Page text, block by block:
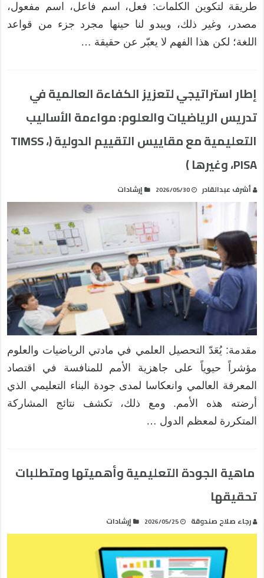
طريقة لتكوين الكلمات: فعل، اسم فاعل، اسم مفعول،
مصدر، وغير ذلك، ويبدو لنا حينها مجرد جزء من قواعد
اللغة؛ لكن هذا الفهم لا يعبّر عن حقيقة …
إطار استراتيجي لتعزيز الكفاءة العالمية في
تدريس الرياضيات والعلوم: مواءمة الأساليب
التعليمية مع مقاييس التقييم الدولية (TIMSS ،
PISA، وغيرها )
أشرف عبدالقادر 2026/05/30 إرشادات
مقدمة: يُعَدّ التحصيل العلمي في مادتي الرياضيات والعلوم
مؤشراً حيوياً على جاهزية الأمم للمنافسة في اقتصاد
المعرفة العالمي وانعكاسا لمدى جودة البناء التعليمي الذي
أرضته هذه الأمم. ومع ذلك، تكشف نتائج المشاركة
المتكررة لمعظم الدول …
ماهية الجودة التعليمية وأهميتها ومتطلبات
تحقيقها
رجاء صلاح صندوقة 2026/05/25 إرشادات